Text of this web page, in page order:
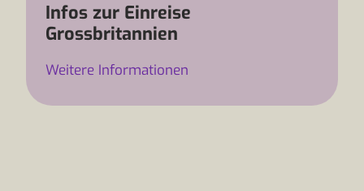
Infos zur Einreise
Grossbritannien
Weitere Informationen